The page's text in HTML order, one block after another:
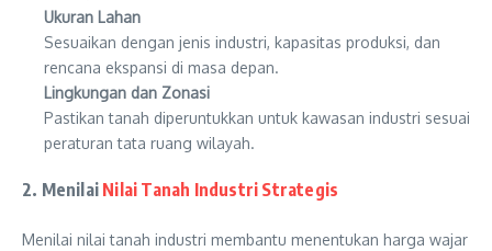
Ukuran Lahan
Sesuaikan dengan jenis industri, kapasitas produksi, dan
rencana ekspansi di masa depan.
Lingkungan dan Zonasi
Pastikan tanah diperuntukkan untuk kawasan industri sesuai
peraturan tata ruang wilayah.
2. Menilai Nilai Tanah Industri Strategis
Menilai nilai tanah industri membantu menentukan harga wajar